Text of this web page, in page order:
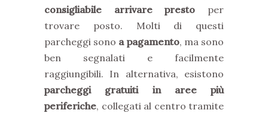
consigliabile arrivare presto per
trovare posto. Molti di questi
parcheggi sono a pagamento, ma sono
ben segnalati e facilmente
raggiungibili. In alternativa, esistono
parcheggi gratuiti in aree più
periferiche, collegati al centro tramite